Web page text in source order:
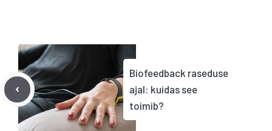
Biofeedback raseduse
ajal: kuidas see
toimib?